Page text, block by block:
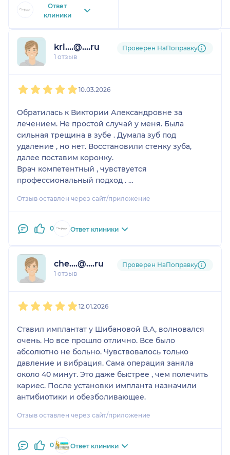
услуг. Цены
адекватные.
Ответ
клиники
kri....@....ru
1 отзыв
Проверен НаПоправку
10.03.2026
Обратилась к Виктории Александровне за
лечением. Не простой случай у меня. Была
сильная трещина в зубе . Думала зуб под
удаление , но нет. Восстановили стенку зуба,
далее поставим коронку.
Врач компетентный , чувствуется
профессиональный подход .
Отзыв оставлен через сайт/приложение
0 Ответ клиники
che....@....ru
1 отзыв
Проверен НаПоправку
12.01.2026
Ставил имплантат у Шибановой В.А, волновался
очень. Но все прошло отлично. Все было
абсолютно не больно. Чувствовалось только
давление и вибрация. Сама операция заняла
около 40 минут. Это даже быстрее , чем полечить
кариес. После установки импланта назначили
антибиотики и обезболивающее.
Отзыв оставлен через сайт/приложение
0 Ответ клиники